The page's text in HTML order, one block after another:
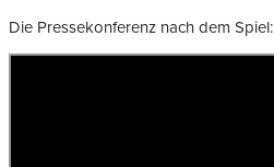
Die Pressekonferenz nach dem Spiel: